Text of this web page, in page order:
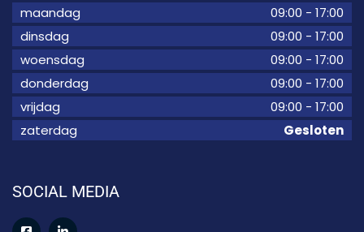
maandag
09:00 - 17:00
dinsdag
09:00 - 17:00
woensdag
09:00 - 17:00
donderdag
09:00 - 17:00
vrijdag
09:00 - 17:00
zaterdag
Gesloten
SOCIAL MEDIA